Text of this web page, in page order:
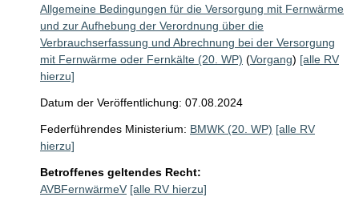
Allgemeine Bedingungen für die Versorgung mit Fernwärme
und zur Aufhebung der Verordnung über die
Verbrauchserfassung und Abrechnung bei der Versorgung
mit Fernwärme oder Fernkälte (20. WP) (Vorgang) [alle RV
hierzu]
Datum der Veröffentlichung: 07.08.2024
Federführendes Ministerium: BMWK (20. WP) [alle RV
hierzu]
Betroffenes geltendes Recht:
AVBFernwärmeV [alle RV hierzu]